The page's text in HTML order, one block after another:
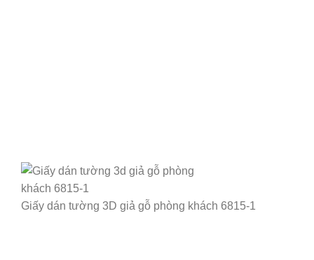
Giấy dán tường 3D giả gỗ phòng khách 6815-1